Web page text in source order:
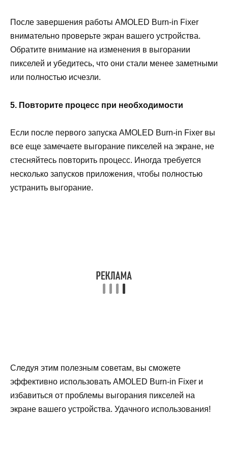
После завершения работы AMOLED Burn-in Fixer
внимательно проверьте экран вашего устройства.
Обратите внимание на изменения в выгорании
пикселей и убедитесь, что они стали менее заметными
или полностью исчезли.
5. Повторите процесс при необходимости
Если после первого запуска AMOLED Burn-in Fixer вы
все еще замечаете выгорание пикселей на экране, не
стесняйтесь повторить процесс. Иногда требуется
несколько запусков приложения, чтобы полностью
устранить выгорание.
Следуя этим полезным советам, вы сможете
эффективно использовать AMOLED Burn-in Fixer и
избавиться от проблемы выгорания пикселей на
экране вашего устройства. Удачного использования!